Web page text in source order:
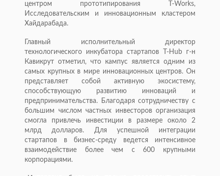
центром прототипирования T-Works,
Исследовательским и инновационным кластером
Хайдарабада.
Главный исполнительный директор
технологического инкубатора стартапов T-Hub г-н
Кавикрут отметил, что кампус является одним из
самых крупных в мире инновационных центров. Он
представляет собой активную экосистему,
способствующую развитию инноваций и
предпринимательства. Благодаря сотрудничеству с
большим числом частных инвесторов организация
смогла привлечь инвестиции в размере около 2
млрд долларов. Для успешной интеграции
стартапов в бизнес-среду ведется интенсивное
взаимодействие более чем с 600 крупными
корпорациями.